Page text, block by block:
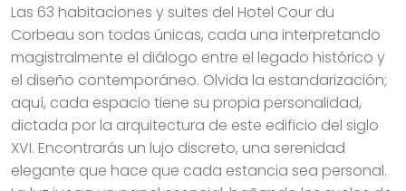
Las 63 habitaciones y suites del Hotel Cour du
Corbeau son todas únicas, cada una interpretando
magistralmente el diálogo entre el legado histórico y
el diseño contemporáneo. Olvida la estandarización;
aquí, cada espacio tiene su propia personalidad,
dictada por la arquitectura de este edificio del siglo
XVI. Encontrarás un lujo discreto, una serenidad
elegante que hace que cada estancia sea personal.